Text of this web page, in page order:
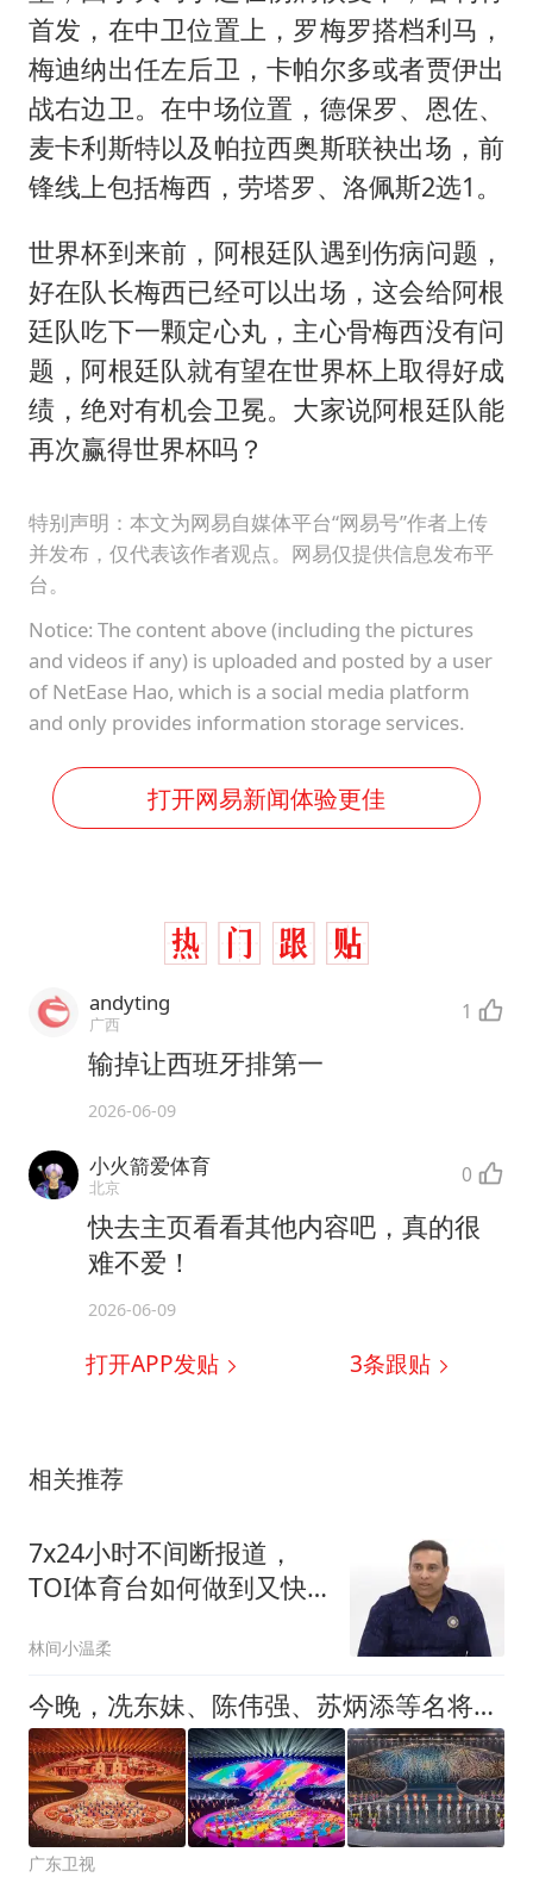
首发，在中卫位置上，罗梅罗搭档利马，
梅迪纳出任左后卫，卡帕尔多或者贾伊出
战右边卫。在中场位置，德保罗、恩佐、
麦卡利斯特以及帕拉西奥斯联袂出场，前
锋线上包括梅西，劳塔罗、洛佩斯2选1。
世界杯到来前，阿根廷队遇到伤病问题，
好在队长梅西已经可以出场，这会给阿根
廷队吃下一颗定心丸，主心骨梅西没有问
题，阿根廷队就有望在世界杯上取得好成
绩，绝对有机会卫冕。大家说阿根廷队能
再次赢得世界杯吗？
特别声明：本文为网易自媒体平台“网易号”作者上传
并发布，仅代表该作者观点。网易仅提供信息发布平
台。
Notice: The content above (including the pictures
and videos if any) is uploaded and posted by a user
of NetEase Hao, which is a social media platform
and only provides information storage services.
打开网易新闻体验更佳
andyting
广西 1
输掉让西班牙排第一
2026-06-09
小火箭爱体育
北京 0
快去主页看看其他内容吧，真的很
难不爱！
2026-06-09
打开APP发贴 3条跟贴
相关推荐
7x24小时不间断报道，
TOI体育台如何做到又快
林间小温柔
今晚，冼东妹、陈伟强、苏炳添等名将赴约！广东卫视4K直播省运会暨省残运会开幕式
广东卫视